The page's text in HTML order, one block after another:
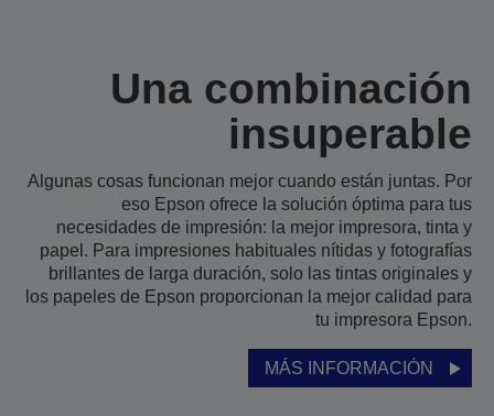
Una combinación
insuperable
Algunas cosas funcionan mejor cuando están juntas. Por
eso Epson ofrece la solución óptima para tus
necesidades de impresión: la mejor impresora, tinta y
papel. Para impresiones habituales nítidas y fotografías
brillantes de larga duración, solo las tintas originales y
los papeles de Epson proporcionan la mejor calidad para
tu impresora Epson.
MÁS INFORMACIÓN